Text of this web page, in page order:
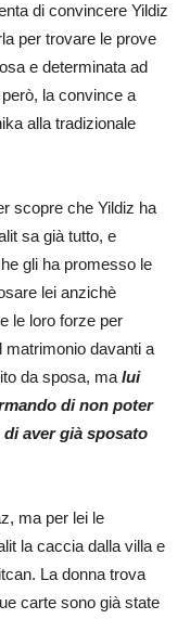
di convincere Yildiz
per trovare le prove
e determinata ad
la convince a
alla tradizionale
scopre che Yildiz ha
sa già tutto, e
gli ha promesso le
lei anzichè
le loro forze per
matrimonio davanti a
da sposa, ma lui
di non poter
aver già sposato
ma per lei le
la caccia dalla villa e
La donna trova
carte sono già state